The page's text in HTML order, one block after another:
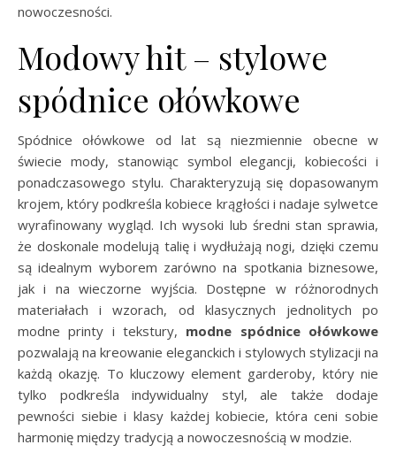
nowoczesności.
Modowy hit – stylowe
spódnice ołówkowe
Spódnice ołówkowe od lat są niezmiennie obecne w
świecie mody, stanowiąc symbol elegancji, kobiecości i
ponadczasowego stylu. Charakteryzują się dopasowanym
krojem, który podkreśla kobiece krągłości i nadaje sylwetce
wyrafinowany wygląd. Ich wysoki lub średni stan sprawia,
że doskonale modelują talię i wydłużają nogi, dzięki czemu
są idealnym wyborem zarówno na spotkania biznesowe,
jak i na wieczorne wyjścia. Dostępne w różnorodnych
materiałach i wzorach, od klasycznych jednolitych po
modne printy i tekstury, modne spódnice ołówkowe
pozwalają na kreowanie eleganckich i stylowych stylizacji na
każdą okazję. To kluczowy element garderoby, który nie
tylko podkreśla indywidualny styl, ale także dodaje
pewności siebie i klasy każdej kobiecie, która ceni sobie
harmonię między tradycją a nowoczesnością w modzie.